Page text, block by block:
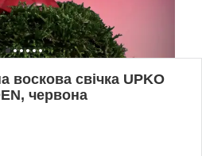
воскова свічка UPKO
червона